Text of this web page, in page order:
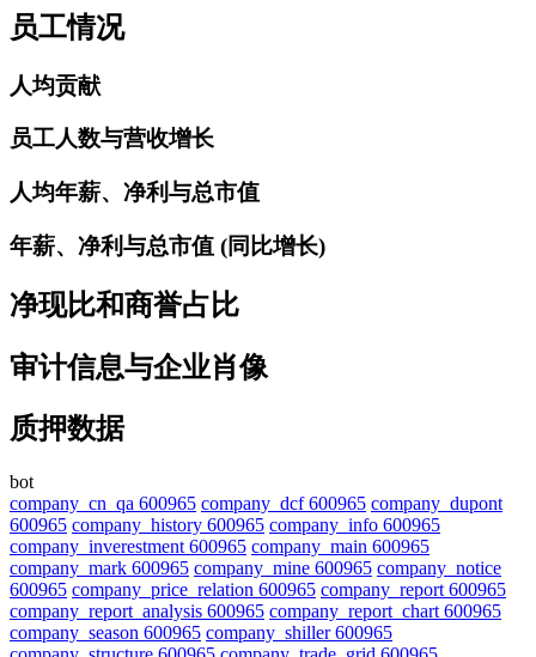
员工情况
人均贡献
员工人数与营收增长
人均年薪、净利与总市值
年薪、净利与总市值 (同比增长)
净现比和商誉占比
审计信息与企业肖像
质押数据
bot
company_cn_qa 600965 company_dcf 600965 company_dupont
600965 company_history 600965 company_info 600965
company_inverestment 600965 company_main 600965
company_mark 600965 company_mine 600965 company_notice
600965 company_price_relation 600965 company_report 600965
company_report_analysis 600965 company_report_chart 600965
company_season 600965 company_shiller 600965